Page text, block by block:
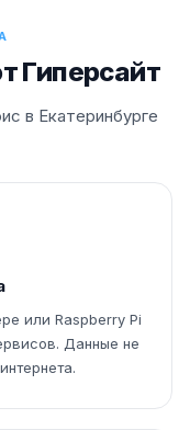
Гиперсайт
в Екатеринбурге
или Raspberry Pi
Данные не